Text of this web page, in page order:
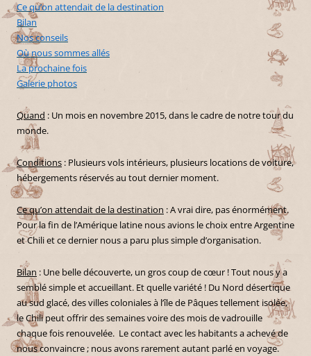
Ce qu’on attendait de la destination
Bilan
Nos conseils
Où nous sommes allés
La prochaine fois
Galerie photos
Quand : Un mois en novembre 2015, dans le cadre de notre tour du
monde.
Conditions : Plusieurs vols intérieurs, plusieurs locations de voiture,
hébergements réservés au tout dernier moment.
Ce qu’on attendait de la destination : A vrai dire, pas énormément.
Pour la fin de l’Amérique latine nous avions le choix entre Argentine
et Chili et ce dernier nous a paru plus simple d’organisation.
Bilan : Une belle découverte, un gros coup de cœur ! Tout nous y a
semblé simple et accueillant. Et quelle variété ! Du Nord désertique
au sud glacé, des villes coloniales à l’île de Pâques tellement isolée,
le Chili peut offrir des semaines voire des mois de vadrouille
chaque fois renouvelée. Le contact avec les habitants a achevé de
nous convaincre ; nous avons rarement autant parlé en voyage.